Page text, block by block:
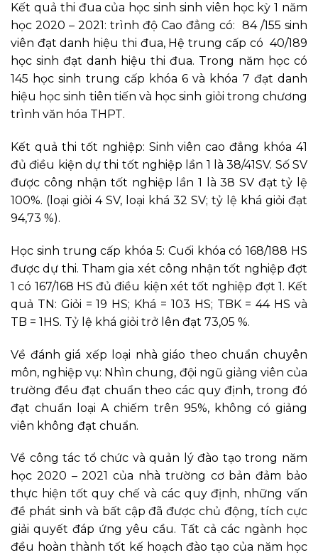
Kết quả thi đua của học sinh sinh viên học kỳ 1 năm
học 2020 – 2021: trình độ Cao đẳng có: 84 /155 sinh
viên đạt danh hiệu thi đua, Hệ trung cấp có 40/189
học sinh đạt danh hiệu thi đua. Trong năm học có
145 học sinh trung cấp khóa 6 và khóa 7 đạt danh
hiệu học sinh tiên tiến và học sinh giỏi trong chương
trình văn hóa THPT.
Kết quả thi tốt nghiệp: Sinh viên cao đẳng khóa 41
đủ điều kiện dự thi tốt nghiệp lần 1 là 38/41SV. Số SV
được công nhận tốt nghiệp lần 1 là 38 SV đạt tỷ lệ
100%. (loại giỏi 4 SV, loại khá 32 SV; tỷ lệ khá giỏi đạt
94,73 %).
Học sinh trung cấp khóa 5: Cuối khóa có 168/188 HS
được dự thi. Tham gia xét công nhận tốt nghiệp đợt
1 có 167/168 HS đủ điều kiện xét tốt nghiệp đợt 1. Kết
quả TN: Giỏi = 19 HS; Khá = 103 HS; TBK = 44 HS và
TB = 1HS. Tỷ lệ khá giỏi trở lên đạt 73,05 %.
Về đánh giá xếp loại nhà giáo theo chuẩn chuyên
môn, nghiệp vụ: Nhìn chung, đội ngũ giảng viên của
trường đều đạt chuẩn theo các quy định, trong đó
đạt chuẩn loại A chiếm trên 95%, không có giảng
viên không đạt chuẩn.
Về công tác tổ chức và quản lý đào tạo trong năm
học 2020 – 2021 của nhà trường cơ bản đảm bảo
thực hiện tốt quy chế và các quy định, những vấn
đề phát sinh và bất cập đã được chủ động, tích cực
giải quyết đáp ứng yêu cầu. Tất cả các ngành học
đều hoàn thành tốt kế hoạch đào tạo của năm học